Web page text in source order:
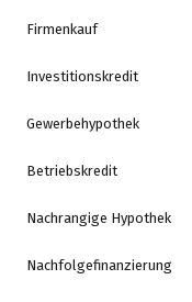
Firmenkauf
Investitionskredit
Gewerbehypothek
Betriebskredit
Nachrangige Hypothek
Nachfolgefinanzierung